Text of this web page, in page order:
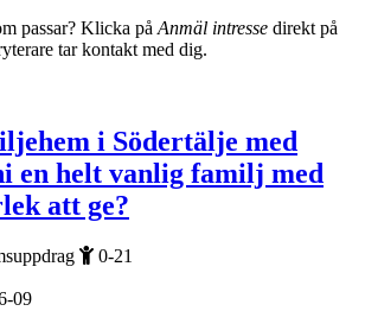
passar? Klicka på Anmäl intresse direkt på
tar kontakt med dig.
i Södertälje med
en helt vanlig familj med
att ge?
0-21
09